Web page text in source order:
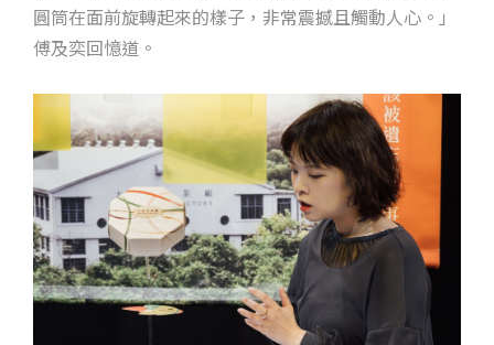
圓筒在面前旋轉起來的樣子，非常震撼且觸動人心。」
傅及奕回憶道。